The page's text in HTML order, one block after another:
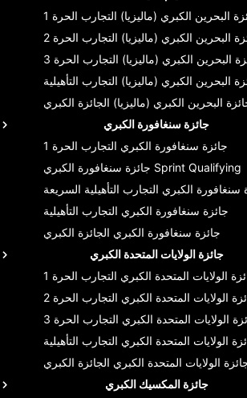
البحرين الكبري (ماليزيا) التجارب الحرة 1
البحرين الكبري (ماليزيا) التجارب الحرة 2
البحرين الكبري (ماليزيا) التجارب الحرة 3
البحرين الكبري (ماليزيا) التجارب التأهيلية
البحرين الكبري (ماليزيا) الجائزة الكبري
جائزة سنغافورة الكبري
جائزة سنغافورة الكبري التجارب الحرة 1
جائزة سنغافورة الكبري Sprint Qualifying
سنغافورة الكبري التجارب التأهيلية السريعة
جائزة سنغافورة الكبري التجارب التأهيلية
جائزة سنغافورة الكبري الجائزة الكبري
جائزة الولايات المتحدة الكبري
الولايات المتحدة الكبري التجارب الحرة 1
الولايات المتحدة الكبري التجارب الحرة 2
الولايات المتحدة الكبري التجارب الحرة 3
الولايات المتحدة الكبري التجارب التأهيلية
الولايات المتحدة الكبري الجائزة الكبري
جائزة المكسيك الكبري